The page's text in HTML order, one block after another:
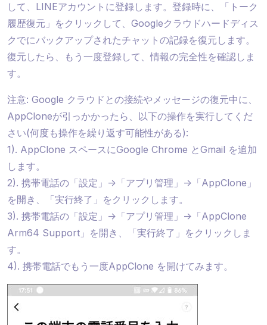
して、LINEアカウントに登録します。登録時に、「トーク
履歴復元」をクリックして、Googleクラウドハードディス
クでにバックアップされたチャットの記録を復元します。
復元したら、もう一度登録して、情報の完全性を確認しま
す。
注意: Google クラウドとの接続やメッセージの復元中に、
AppCloneが引っかかったら、以下の操作を実行してくだ
さい(何度も操作を繰り返す可能性がある):
1). AppClone スペースにGoogle Chrome とGmail を追加
します。
2). 携帯電話の「設定」->「アプリ管理」->「AppClone」
を開き、「実行終了」をクリックします。
3). 携帯電話の「設定」->「アプリ管理」->「AppClone
Arm64 Support」を開き、「実行終了」をクリックしま
す。
4). 携帯電話でもう一度AppClone を開けてみます。